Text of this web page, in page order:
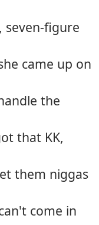
seven-figure
came up on
the
that KK,
them niggas
come in